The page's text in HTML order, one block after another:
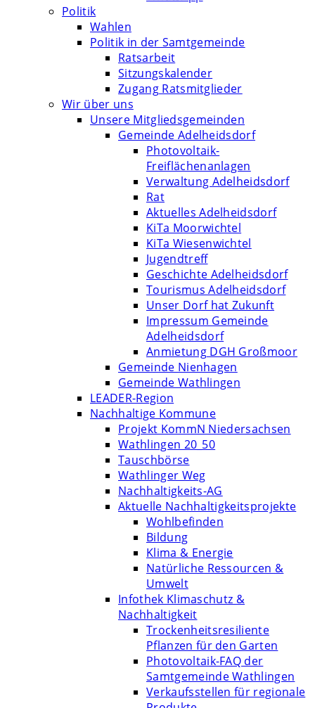
Politik
Wahlen
Politik in der Samtgemeinde
Ratsarbeit
Sitzungskalender
Zugang Ratsmitglieder
Wir über uns
Unsere Mitgliedsgemeinden
Gemeinde Adelheidsdorf
Photovoltaik-
Freiflächenanlagen
Verwaltung Adelheidsdorf
Rat
Aktuelles Adelheidsdorf
KiTa Moorwichtel
KiTa Wiesenwichtel
Jugendtreff
Geschichte Adelheidsdorf
Tourismus Adelheidsdorf
Unser Dorf hat Zukunft
Impressum Gemeinde
Adelheidsdorf
Anmietung DGH Großmoor
Gemeinde Nienhagen
Gemeinde Wathlingen
LEADER-Region
Nachhaltige Kommune
Projekt KommN Niedersachsen
Wathlingen 20_50
Tauschbörse
Wathlinger Weg
Nachhaltigkeits-AG
Aktuelle Nachhaltigkeitsprojekte
Wohlbefinden
Bildung
Klima & Energie
Natürliche Ressourcen &
Umwelt
Infothek Klimaschutz &
Nachhaltigkeit
Trockenheitsresiliente
Pflanzen für den Garten
Photovoltaik-FAQ der
Samtgemeinde Wathlingen
Verkaufsstellen für regionale